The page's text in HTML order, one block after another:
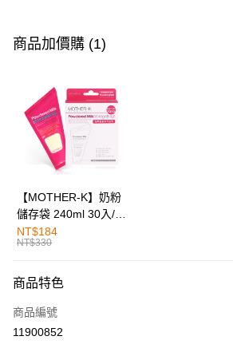
信用卡一次付款
Apple Pay
街口支付
AFTEE先享後付
相關說明
便利好安心！
２．便利：只要手機號碼，簡訊認證，即可結帳。
３．安心：先確認商品／服務後，再付款。
運送方式
付款後全家取貨
每筆NT$80，滿NT$799(含以上)免運費
商品加價購 (1)
【MOTHER-K】奶粉
儲存袋 240ml 30入/90
入
NT$184
NT$330
商品特色
商品編號
11900852